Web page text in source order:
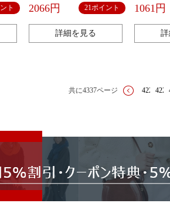
ト 2066円 21ポイント
詳細を見る
人形 デス
1061円
詳
42264227
共に4337ページ